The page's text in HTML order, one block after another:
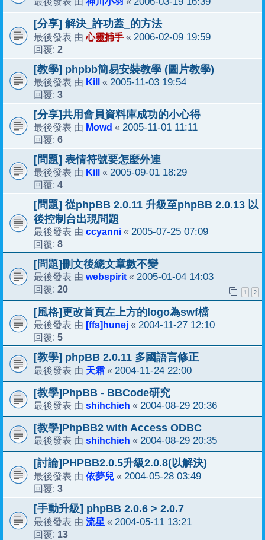
[分享] 解決_許功蓋_的方法
最後發表 由心靈捕手 « 2006-02-09 19:59
回覆: 2
[教學] phpbb簡易安裝教學 (圖片教學)
最後發表 由 Kill « 2005-11-03 19:54
回覆: 3
[分享]共用會員資料庫成功的小心得
最後發表 由 Mowd « 2005-11-01 11:11
回覆: 6
[問題] 表情符號要怎麼外連
最後發表 由 Kill « 2005-09-01 18:29
回覆: 4
[問題] 從phpBB 2.0.11 升級至phpBB 2.0.13 以
後控制台出現問題
最後發表 由 ccyanni « 2005-07-25 07:09
回覆: 8
[問題]刪文後總文章數不變
最後發表 由 webspirit « 2005-01-04 14:03
回覆: 20 1 2
[風格]更改首頁左上方的logo為swf檔
最後發表 由 [ffs]hunej « 2004-11-27 12:10
回覆: 5
[教學] phpBB 2.0.11 多國語言修正
最後發表 由 天霜 « 2004-11-24 22:00
[教學]PhpBB - BBCode研究
最後發表 由 shihchieh « 2004-08-29 20:36
[教學]PhpBB2 with Access ODBC
最後發表 由 shihchieh « 2004-08-29 20:35
[討論]PHPBB2.0.5升級2.0.8(以解決)
最後發表 由 依夢兒 « 2004-05-28 03:49
回覆: 3
[手動升級] phpBB 2.0.6 > 2.0.7
最後發表 由 流星 « 2004-05-11 13:21
回覆: 13